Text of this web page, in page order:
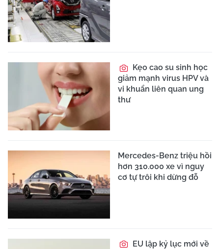
Kẹo cao su sinh học
giảm mạnh virus HPV và
vi khuẩn liên quan ung
thư
Mercedes-Benz triệu hồi
hơn 310.000 xe vì nguy
cơ tự trôi khi dừng đỗ
EU lập kỷ lục mới về